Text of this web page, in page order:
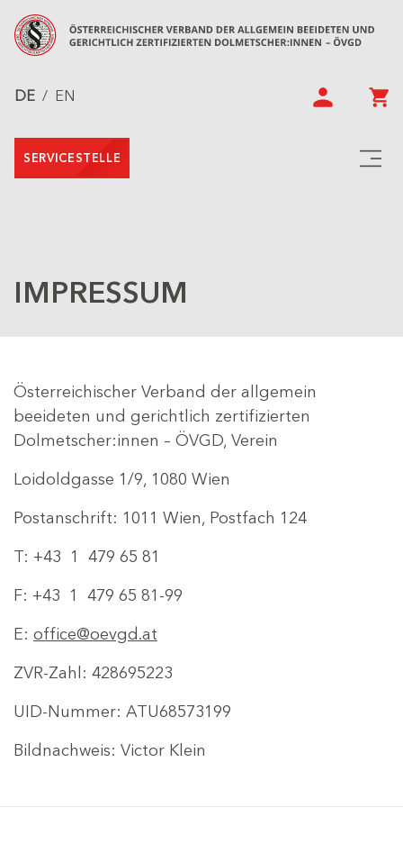
DE / EN
SERVICESTELLE
IMPRESSUM
Österreichischer Verband der allgemein
beeideten und gerichtlich zertifizierten
Dolmetscher:innen – ÖVGD, Verein
Loidoldgasse 1/9, 1080 Wien
Postanschrift: 1011 Wien, Postfach 124
T: +43 1 479 65 81
F: +43 1 479 65 81-99
E: office@oevgd.at
ZVR-Zahl: 428695223
UID-Nummer: ATU68573199
Bildnachweis: Victor Klein